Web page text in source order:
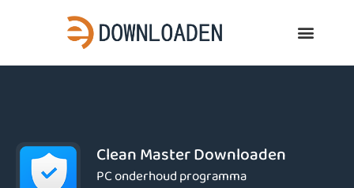
Clean Master Downloaden
PC onderhoud programma